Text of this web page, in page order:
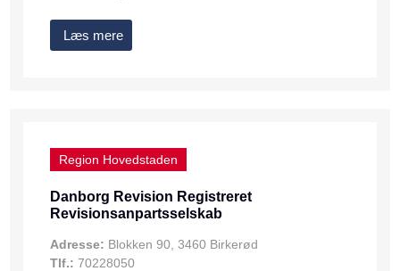
Læs mere
Region Hovedstaden
Danborg Revision Registreret
Revisionsanpartsselskab
Adresse: Blokken 90, 3460 Birkerød
Tlf.: 70228050